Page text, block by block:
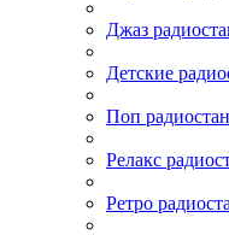
Джаз
Детские
Поп
Релакс
Ретро